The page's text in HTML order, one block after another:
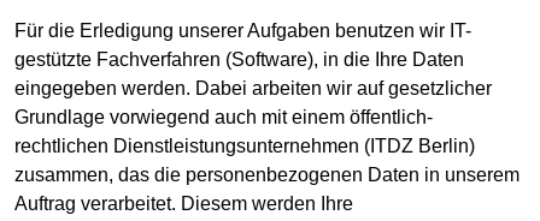
Für die Erledigung unserer Aufgaben benutzen wir IT-
gestützte Fachverfahren (Software), in die Ihre Daten
eingegeben werden. Dabei arbeiten wir auf gesetzlicher
Grundlage vorwiegend auch mit einem öffentlich-
rechtlichen Dienstleistungsunternehmen (ITDZ Berlin)
zusammen, das die personenbezogenen Daten in unserem
Auftrag verarbeitet. Diesem werden Ihre